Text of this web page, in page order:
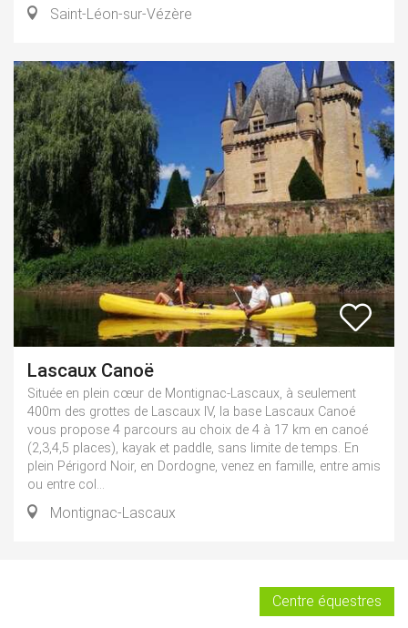
Saint-Léon-sur-Vézère
Lascaux Canoë
Située en plein cœur de Montignac-Lascaux, à seulement
400m des grottes de Lascaux IV, la base Lascaux Canoé
vous propose 4 parcours au choix de 4 à 17 km en canoé
(2,3,4,5 places), kayak et paddle, sans limite de temps. En
plein Périgord Noir, en Dordogne, venez en famille, entre amis
ou entre col...
Montignac-Lascaux
Centre équestres